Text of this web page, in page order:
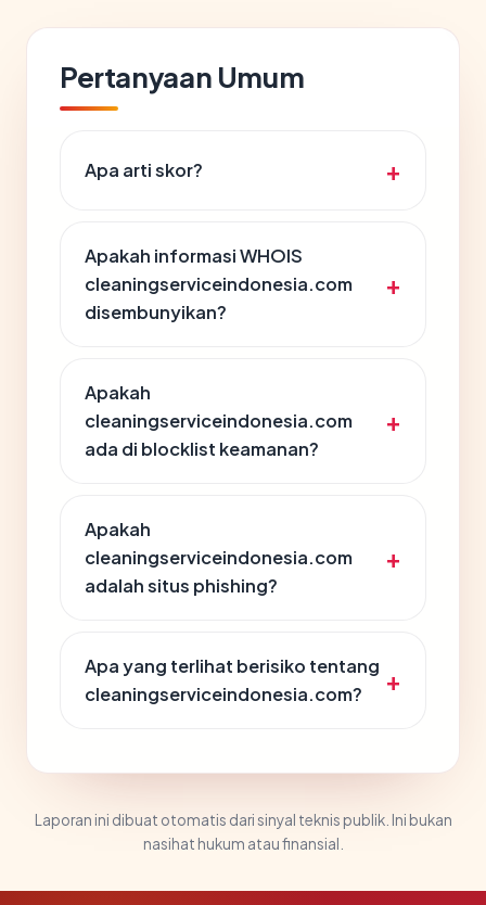
Pertanyaan Umum
Apa arti skor?
Apakah informasi WHOIS
cleaningserviceindonesia.com
disembunyikan?
Apakah
cleaningserviceindonesia.com
ada di blocklist keamanan?
Apakah
cleaningserviceindonesia.com
adalah situs phishing?
Apa yang terlihat berisiko tentang
cleaningserviceindonesia.com?
Laporan ini dibuat otomatis dari sinyal teknis publik. Ini bukan
nasihat hukum atau finansial.